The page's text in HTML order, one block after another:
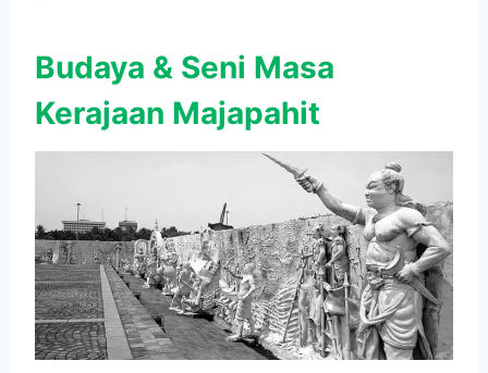
Budaya & Seni Masa
Kerajaan Majapahit